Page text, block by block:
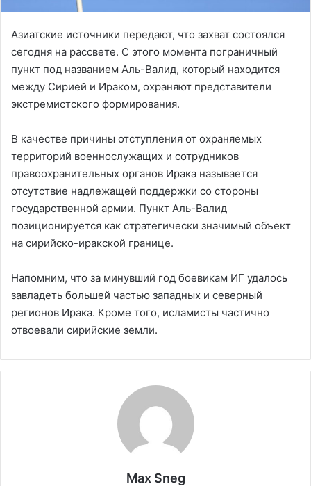
Азиатские источники передают, что захват состоялся
сегодня на рассвете. С этого момента пограничный
пункт под названием Аль-Валид, который находится
между Сирией и Ираком, охраняют представители
экстремистского формирования.
В качестве причины отступления от охраняемых
территорий военнослужащих и сотрудников
правоохранительных органов Ирака называется
отсутствие надлежащей поддержки со стороны
государственной армии. Пункт Аль-Валид
позиционируется как стратегически значимый объект
на сирийско-иракской границе.
Напомним, что за минувший год боевикам ИГ удалось
завладеть большей частью западных и северный
регионов Ирака. Кроме того, исламисты частично
отвоевали сирийские земли.
Max Sneg